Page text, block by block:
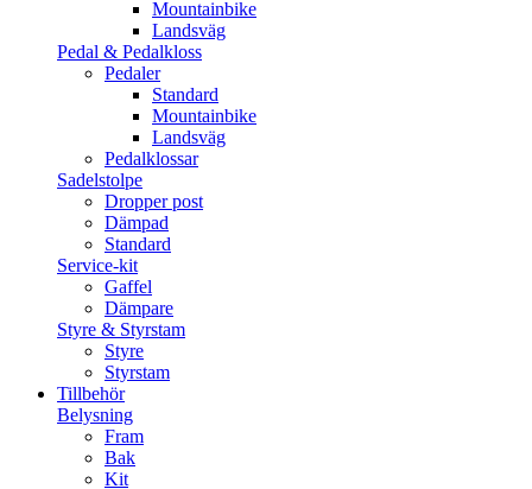
Mountainbike
Landsväg
Pedal & Pedalkloss
Pedaler
Standard
Mountainbike
Landsväg
Pedalklossar
Sadelstolpe
Dropper post
Dämpad
Standard
Service-kit
Gaffel
Dämpare
Styre & Styrstam
Styre
Styrstam
Tillbehör
Belysning
Fram
Bak
Kit